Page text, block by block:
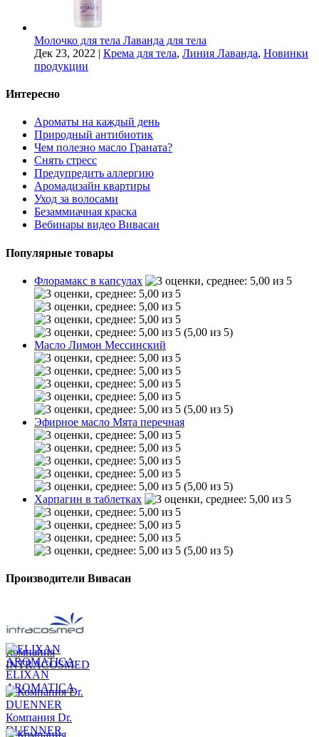
Молочко для тела Лаванда для тела
Дек 23, 2022 | Крема для тела, Линия Лаванда, Новинки
продукции
Интересно
Ароматы на каждый день
Природный антибиотик
Чем полезно масло Граната?
Снять стресс
Предупредить аллергию
Аромадизайн квартиры
Уход за волосами
Безаммиачная краска
Вебинары видео Вивасан
Популярные товары
Флорамакс в капсулах
(5,00 из 5)
Масло Лимон Мессинский
(5,00 из 5)
Эфирное масло Мята перечная
(5,00 из 5)
Харпагин в таблетках
(5,00 из 5)
Производители Вивасан
Компания
INTRACOSMED
ELIXAN
AROMATICA
Компания Dr.
DUENNER